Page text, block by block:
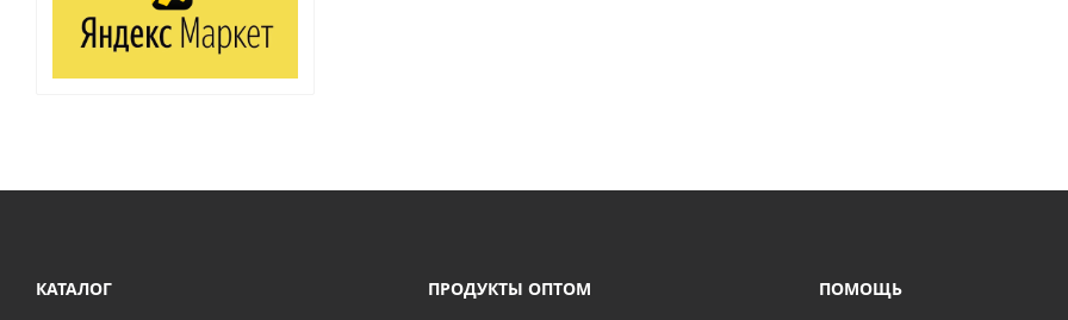
КАТАЛОГ ПРОДУКТЫ ОПТОМ ПОМОЩЬ